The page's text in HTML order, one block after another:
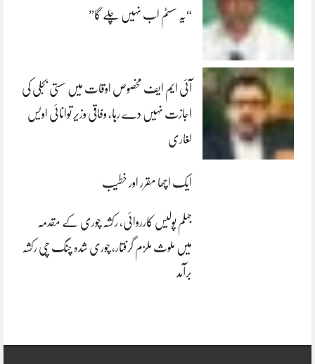
“یہ سسٹم اب نہیں چلے گا”
آئی ایم ایف مخصوص اوقات میں سستی بجلی کی
اجازت نہیں دے رہا، وفاقی وزیر توانائی اویس
لغاری
ایک اچھا مقرر اور خطیب
جہلم پولیس کارروائی، رکشہ چوری کے مقدمہ
میں ملوث ملزم گرفتار، چوری شدہ چنگ چی رکشہ
برآمد